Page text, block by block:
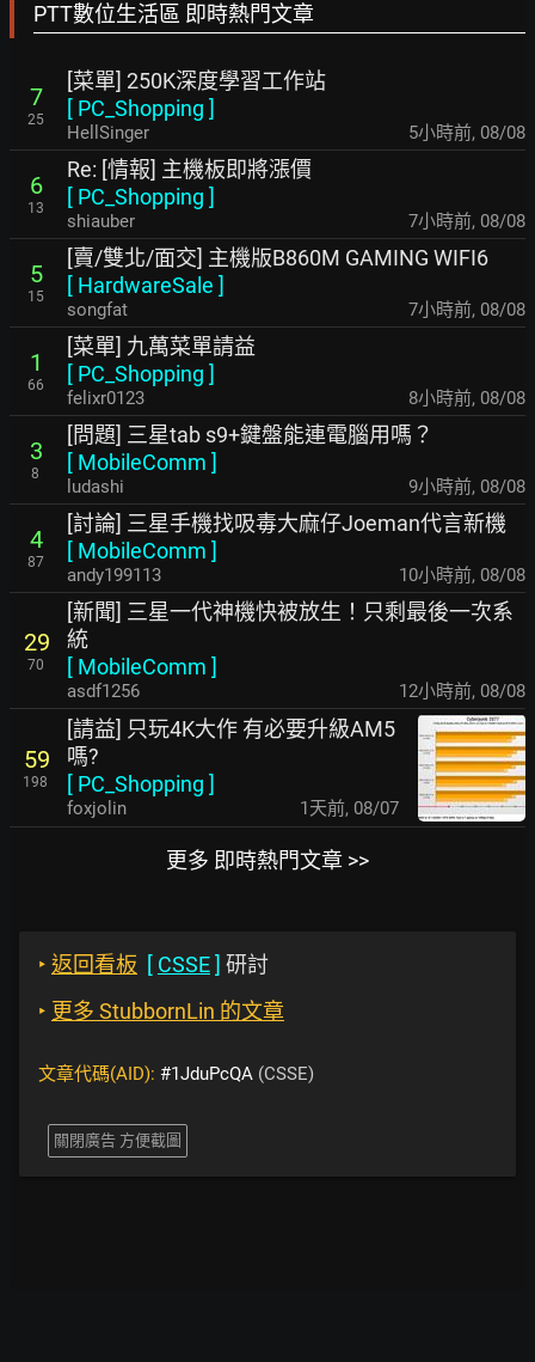
PTT數位生活區 即時熱門文章
7
25
[菜單] 250K深度學習工作站
[ PC_Shopping ]
HellSinger 5小時前, 08/08
6
13
Re: [情報] 主機板即將漲價
[ PC_Shopping ]
shiauber 7小時前, 08/08
5
15
[賣/雙北/面交] 主機版B860M GAMING WIFI6
[ HardwareSale ]
songfat 7小時前, 08/08
1
66
[菜單] 九萬菜單請益
[ PC_Shopping ]
felixr0123 8小時前, 08/08
3
8
[問題] 三星tab s9+鍵盤能連電腦用嗎？
[ MobileComm ]
ludashi 9小時前, 08/08
4
87
[討論] 三星手機找吸毒大麻仔Joeman代言新機
[ MobileComm ]
andy199113 10小時前, 08/08
29
70
[新聞] 三星一代神機快被放生！只剩最後一次系
統
[ MobileComm ]
asdf1256 12小時前, 08/08
59
198
[請益] 只玩4K大作 有必要升級AM5
嗎?
[ PC_Shopping ]
foxjolin 1天前, 08/07
更多 即時熱門文章 >>
‣ 返回看板 [ CSSE] 研討
‣ 更多 StubbornLin 的文章
文章代碼(AID): #1JduPcQA (CSSE)
關閉廣告 方便截圖